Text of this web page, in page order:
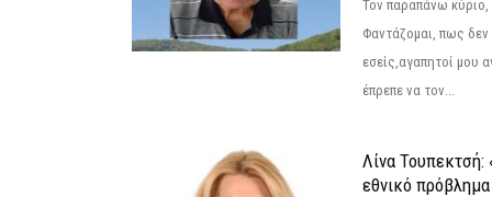
Τον παραπάνω
Φαντάζομαι, πως δεν
εσείς,αγαπητοί μου
έπρεπε να τον...
Λίνα Τουπεκτσή:
εθνικό πρόβλημα